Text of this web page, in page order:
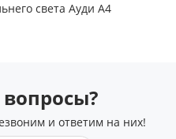
света Ауди А4
вопросы?
и ответим на них!